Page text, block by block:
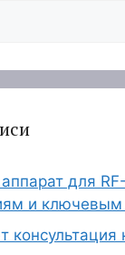
для
и
консультация